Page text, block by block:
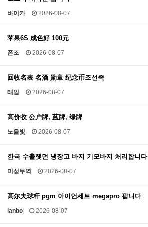
바이카 2026-08-07
苹果6S 成色好 100元
폰조 2026-08-07
回收名表 名酒 勋章 纪念币조선족
태일 2026-08-07
高价收 公户牌, 蓝牌, 绿牌
노을빛 2026-08-07
한국 수출햇던 냉장고 바지 기모바지 처리합니다
미성무역 2026-08-07
高尔夫球杆 pgm 아이언세트 megapro 팝니다
lanbo 2026-08-07